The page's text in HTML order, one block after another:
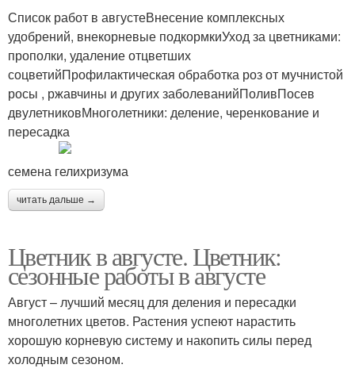
Список работ в августеВнесение комплексных
удобрений, внекорневые подкормкиУход за цветниками:
прополки, удаление отцветших
соцветийПрофилактическая обработка роз от мучнистой
росы , ржавчины и других заболеванийПоливПосев
двулетниковМноголетники: деление, черенкование и
пересадка
семена гелихризума
читать дальше →
Цветник в августе. Цветник:
сезонные работы в августе
Август – лучший месяц для деления и пересадки
многолетних цветов. Растения успеют нарастить
хорошую корневую систему и накопить силы перед
холодным сезоном.